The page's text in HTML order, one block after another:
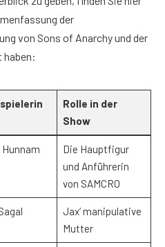
der
von Sons of Anarchy und der
haben:
Rolle in der
Show
Die Hauptfigur
und Anführerin
von SAMCRO
Jax‘ manipulative
Mutter